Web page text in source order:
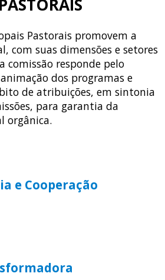
Pastorais promovem a
com suas dimensões e setores
comissão responde pelo
dos programas e
de atribuições, em sintonia
para garantia da
orgânica.
e Cooperação